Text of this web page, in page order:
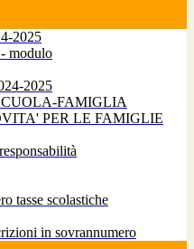
2025
modulo
2025
FAMIGLIA
PER LE FAMIGLIE
tasse scolastiche
in sovrannumero